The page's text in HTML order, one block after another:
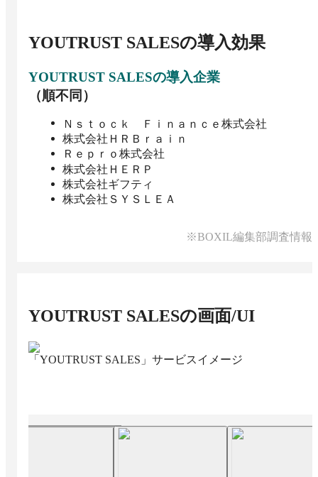
YOUTRUST SALESの導入効果
YOUTRUST SALESの導入企業
（順不同）
Ｎｓｔｏｃｋ Ｆｉｎａｎｃｅ株式会社
株式会社ＨＲＢｒａｉｎ
Ｒｅｐｒｏ株式会社
株式会社ＨＥＲＰ
株式会社ギフティ
株式会社ＳＹＳＬＥＡ
※BOXIL編集部調査情報
YOUTRUST SALESの画面/UI
「YOUTRUST SALES」サービスイメージ